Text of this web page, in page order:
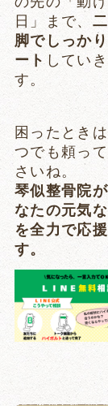
日」まで、
脚でしっか
ート してい
す。
困ったとき
つでも頼っ
さいね。
琴似整骨院
なたの元気な
を全力で応
す。